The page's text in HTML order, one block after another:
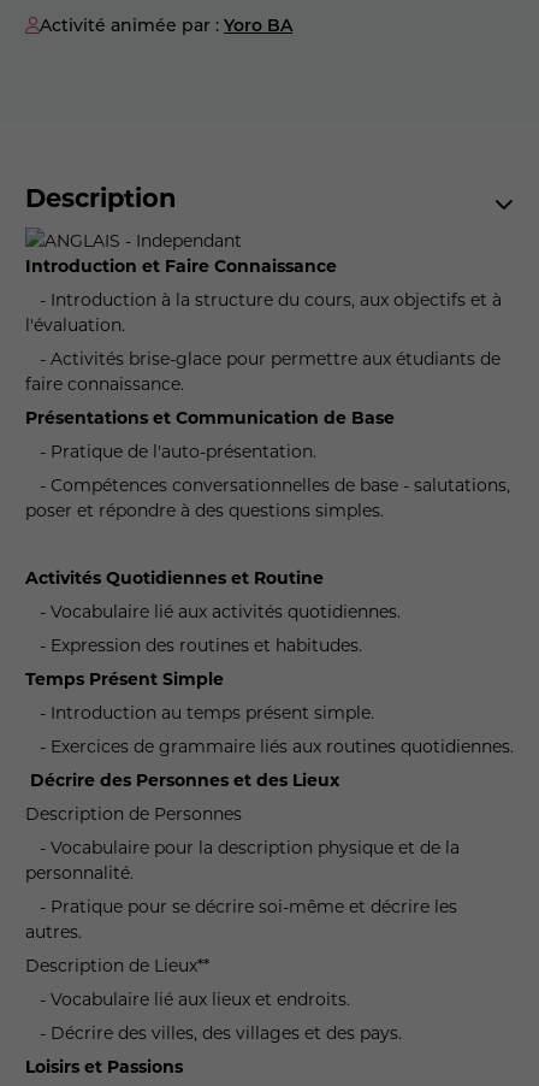
Activité animée par : Yoro BA
Description
Introduction et Faire Connaissance
- Introduction à la structure du cours, aux objectifs et à
l'évaluation.
- Activités brise-glace pour permettre aux étudiants de
faire connaissance.
Présentations et Communication de Base
- Pratique de l'auto-présentation.
- Compétences conversationnelles de base - salutations,
poser et répondre à des questions simples.
Activités Quotidiennes et Routine
- Vocabulaire lié aux activités quotidiennes.
- Expression des routines et habitudes.
Temps Présent Simple
- Introduction au temps présent simple.
- Exercices de grammaire liés aux routines quotidiennes.
Décrire des Personnes et des Lieux
Description de Personnes
- Vocabulaire pour la description physique et de la
personnalité.
- Pratique pour se décrire soi-même et décrire les
autres.
Description de Lieux**
- Vocabulaire lié aux lieux et endroits.
- Décrire des villes, des villages et des pays.
Loisirs et Passions